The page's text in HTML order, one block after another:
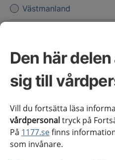
Den här
sig till
Vill du fortsätta läsa
vårdpersonaltryck på
På 1177.sefinns
som invånare.
Västmanland
Örebro län
Östergötland
Obs! Detta val innebär att
och viktig information som